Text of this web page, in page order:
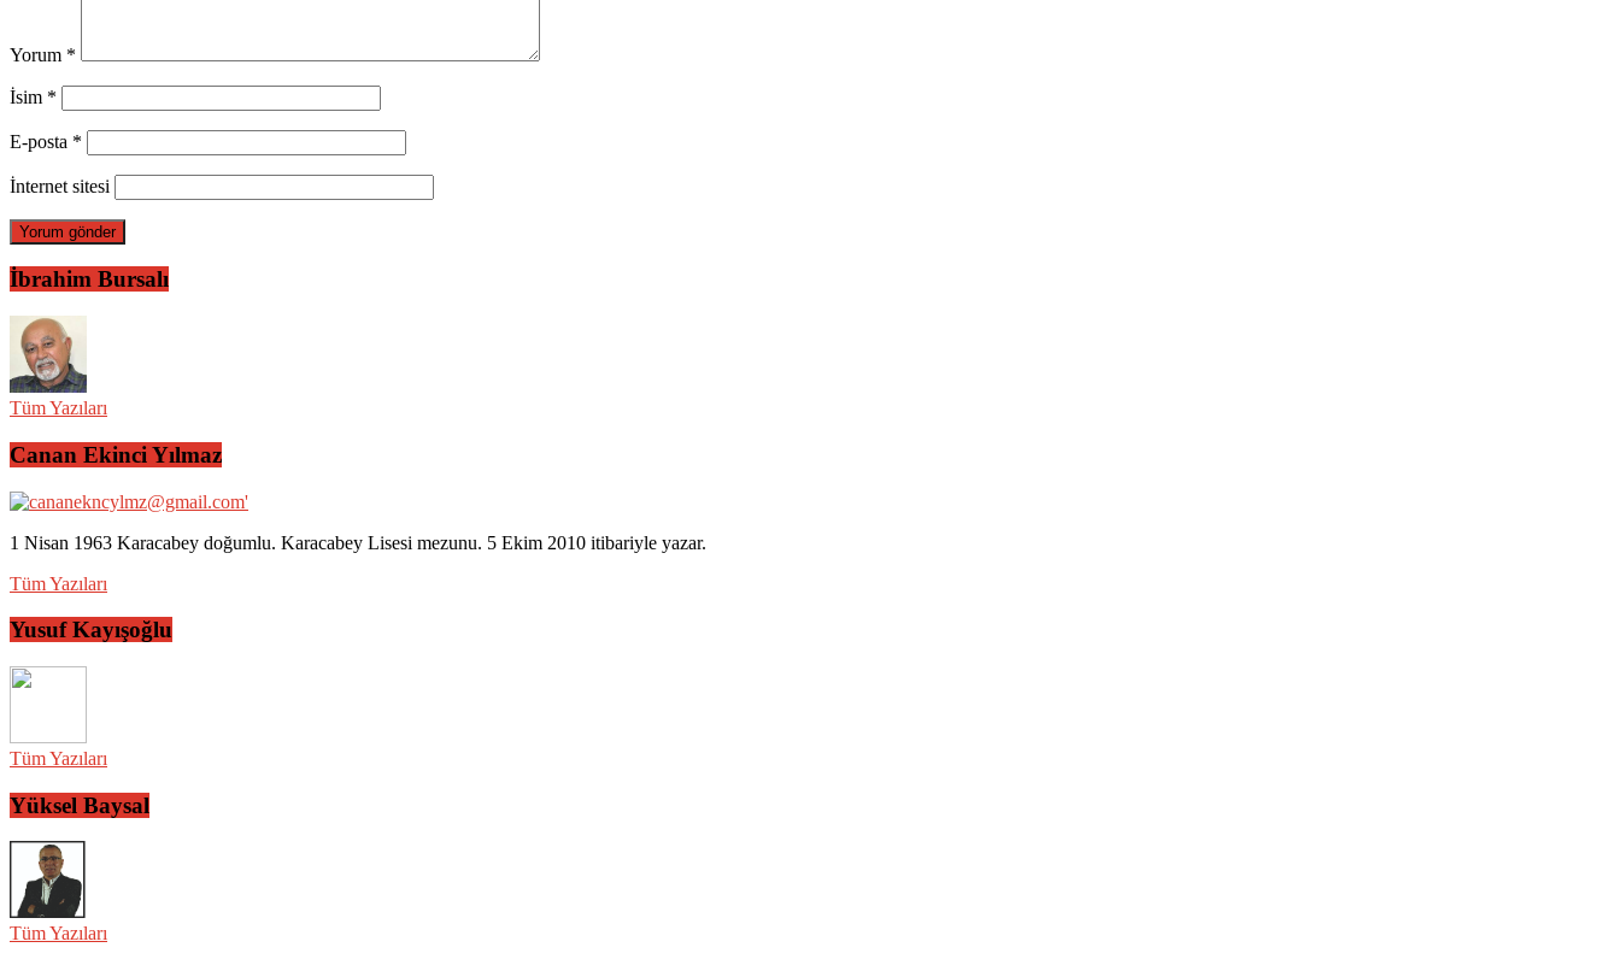
Yorum *
İsim *
E-posta *
İnternet sitesi
İbrahim Bursalı
Tüm Yazıları
Canan Ekinci Yılmaz
1 Nisan 1963 Karacabey doğumlu. Karacabey Lisesi mezunu. 5 Ekim 2010 itibariyle yazar.
Tüm Yazıları
Yusuf Kayışoğlu
Tüm Yazıları
Yüksel Baysal
Tüm Yazıları